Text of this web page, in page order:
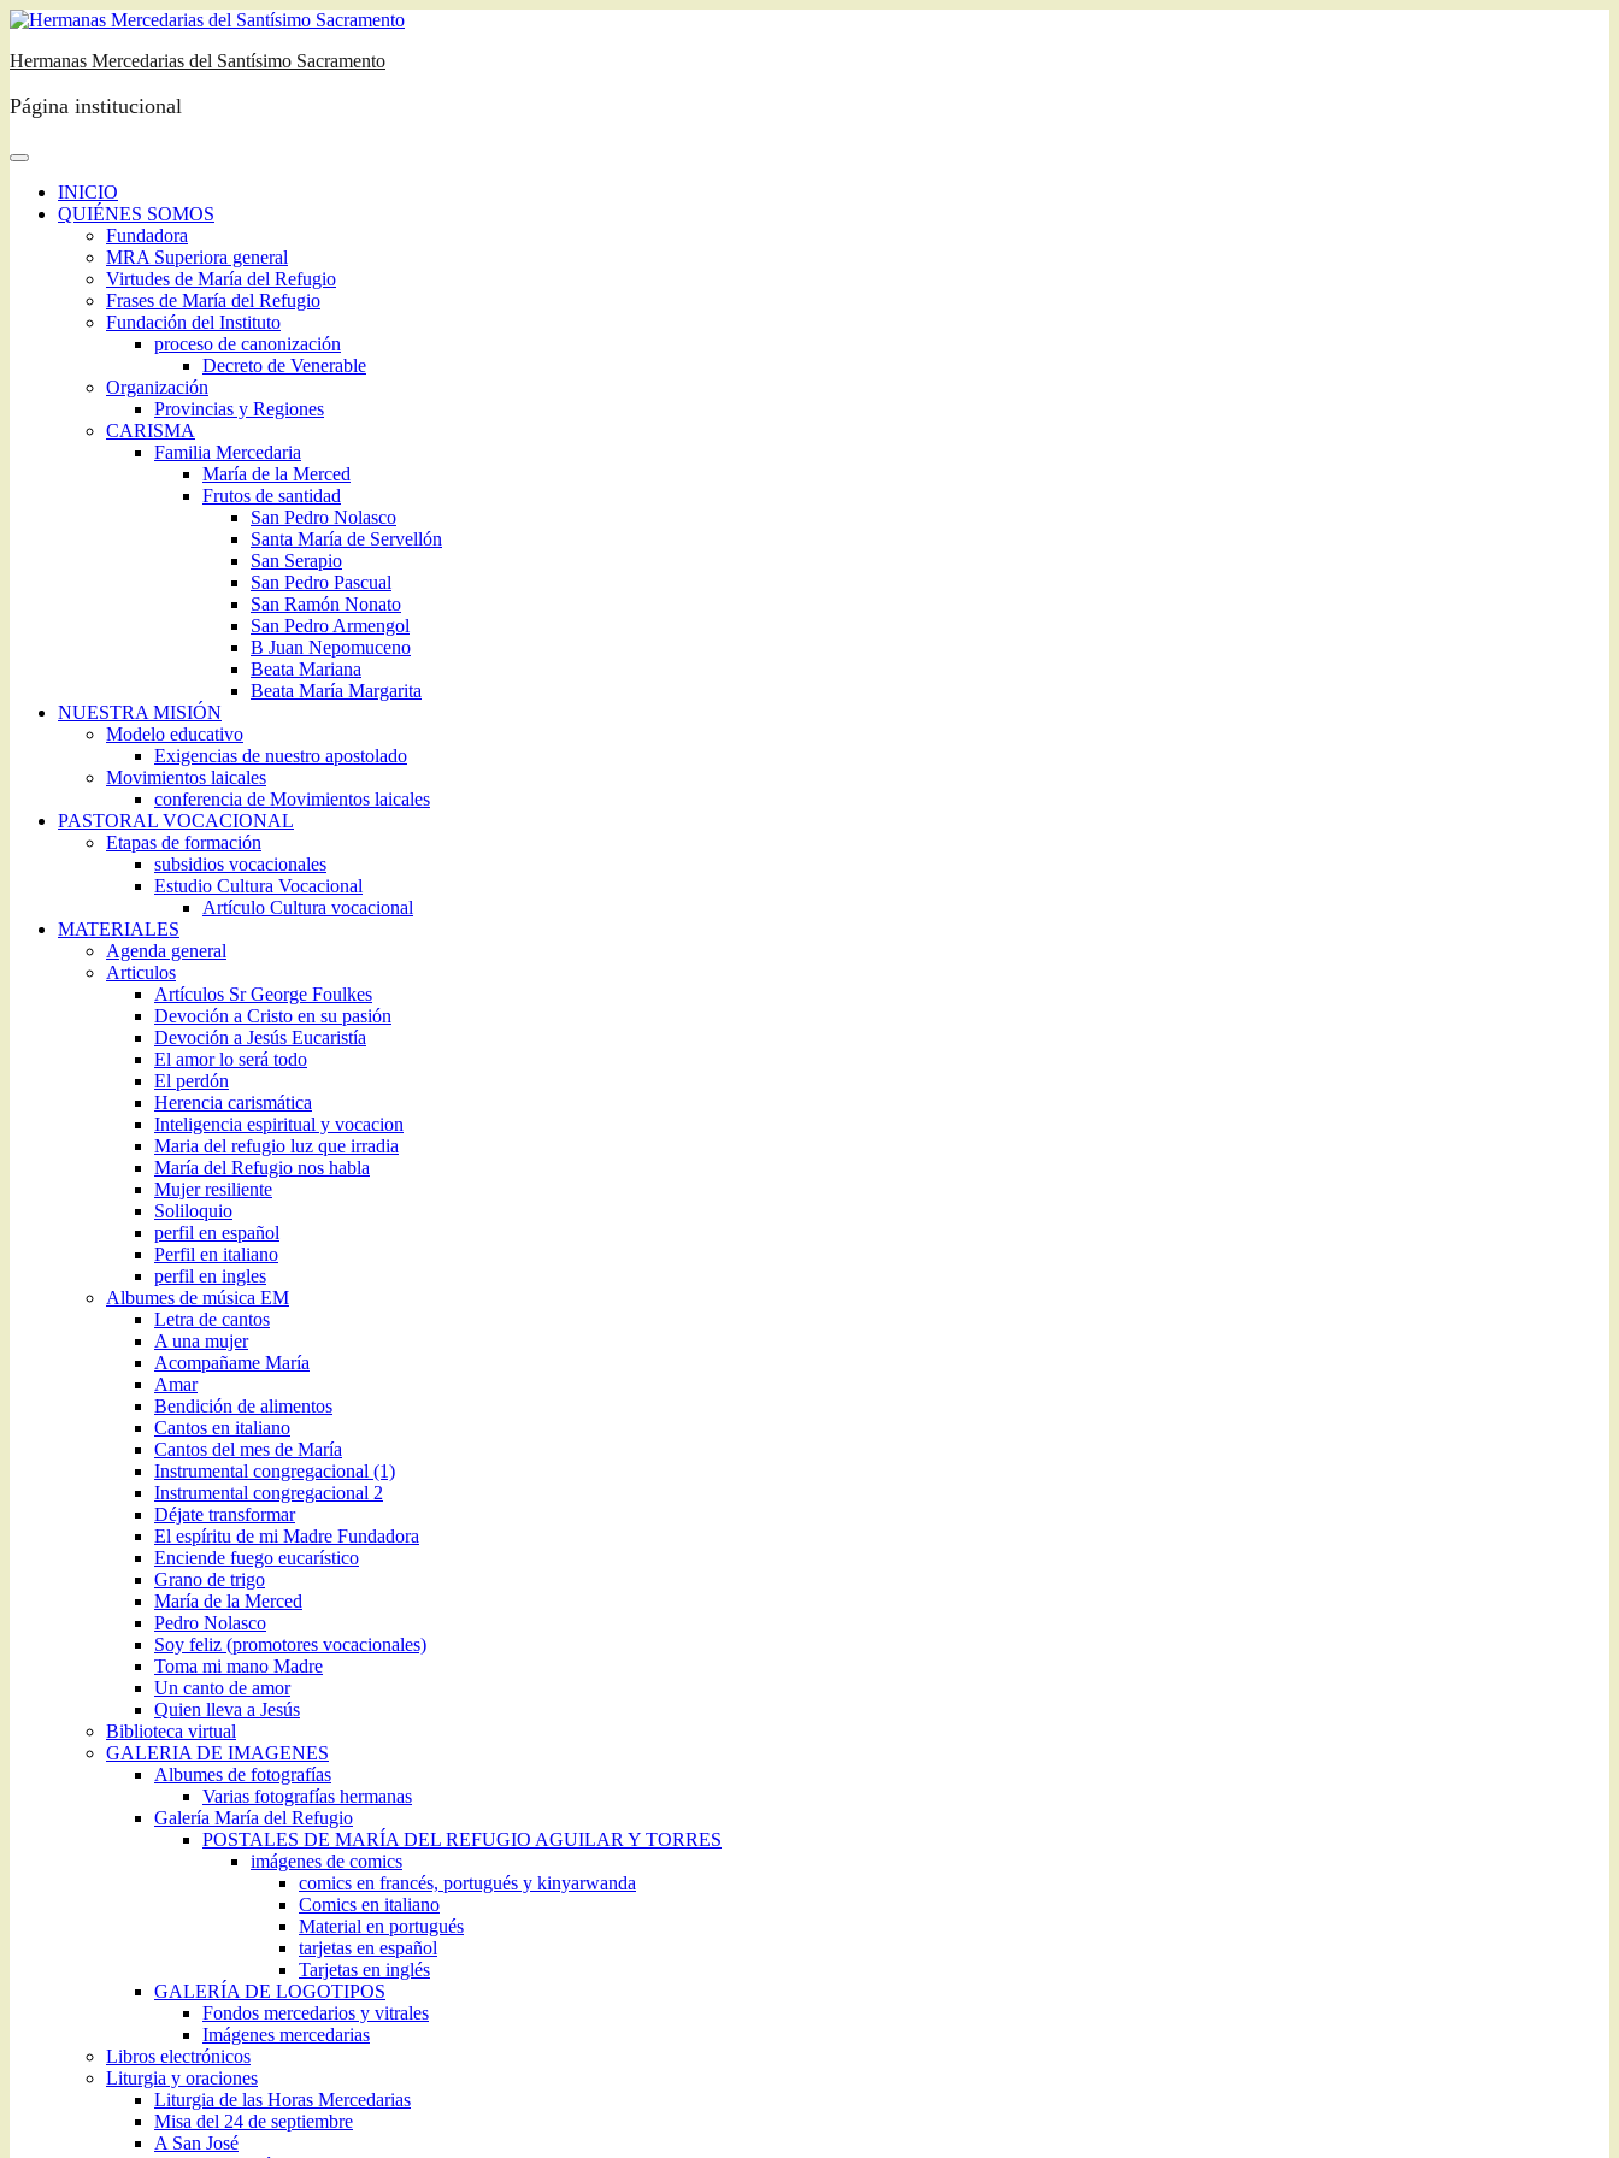
Saltar
contenido
Hermanas Mercedarias del Santísimo Sacramento
Página institucional
INICIO
QUIÉNES SOMOS
Fundadora
MRA Superiora general
Virtudes de María del Refugio
Frases de María del Refugio
Fundación del Instituto
proceso de canonización
Decreto de Venerable
Organización
Provincias y Regiones
CARISMA
Familia Mercedaria
María de la Merced
Frutos de santidad
San Pedro Nolasco
Santa María de Servellón
San Serapio
San Pedro Pascual
San Ramón Nonato
San Pedro Armengol
B Juan Nepomuceno
Beata Mariana
Beata María Margarita
NUESTRA MISIÓN
Modelo educativo
Exigencias de nuestro apostolado
Movimientos laicales
conferencia de Movimientos laicales
PASTORAL VOCACIONAL
Etapas de formación
subsidios vocacionales
Estudio Cultura Vocacional
Artículo Cultura vocacional
MATERIALES
Agenda general
Articulos
Artículos Sr George Foulkes
Devoción a Cristo en su pasión
Devoción a Jesús Eucaristía
El amor lo será todo
El perdón
Herencia carismática
Inteligencia espiritual y vocacion
Maria del refugio luz que irradia
María del Refugio nos habla
Mujer resiliente
Soliloquio
perfil en español
Perfil en italiano
perfil en ingles
Albumes de música EM
Letra de cantos
A una mujer
Acompañame María
Amar
Bendición de alimentos
Cantos en italiano
Cantos del mes de María
Instrumental congregacional (1)
Instrumental congregacional 2
Déjate transformar
El espíritu de mi Madre Fundadora
Enciende fuego eucarístico
Grano de trigo
María de la Merced
Pedro Nolasco
Soy feliz (promotores vocacionales)
Toma mi mano Madre
Un canto de amor
Quien lleva a Jesús
Biblioteca virtual
GALERIA DE IMAGENES
Albumes de fotografías
Varias fotografías hermanas
Galería María del Refugio
POSTALES DE MARÍA DEL REFUGIO AGUILAR Y TORRES
imágenes de comics
comics en francés, portugués y kinyarwanda
Comics en italiano
Material en portugués
tarjetas en español
Tarjetas en inglés
GALERÍA DE LOGOTIPOS
Fondos mercedarios y vitrales
Imágenes mercedarias
Libros electrónicos
Liturgia y oraciones
Liturgia de las Horas Mercedarias
Misa del 24 de septiembre
A San José